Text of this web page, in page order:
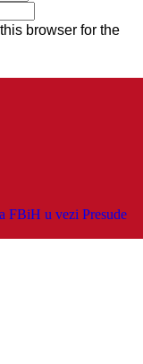
browser for the
FBiH u vezi Presude